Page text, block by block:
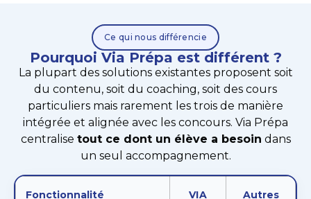
Ce qui nous différencie
Pourquoi Via Prépa est différent ?
La plupart des solutions existantes proposent soit
du contenu, soit du coaching, soit des cours
particuliers mais rarement les trois de manière
intégrée et alignée avec les concours. Via Prépa
centralise tout ce dont un élève a besoin dans
un seul accompagnement.
Fonctionnalité
VIA
Autres